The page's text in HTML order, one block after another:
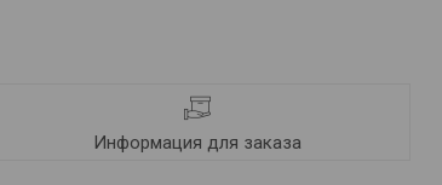
Информация для заказа